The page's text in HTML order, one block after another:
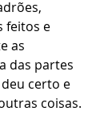
feitos e
as
das partes
certo e
coisas.